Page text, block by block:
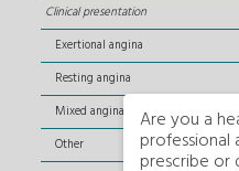
Clinical presentation
Exertional angina
Resting angina
Mixed angina
Other
Are you a
professional
prescribe or